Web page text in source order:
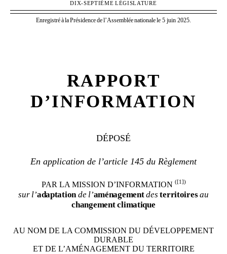
DIX-SEPTIÈME LÉGISLATURE
EnregistréàlaPrésidencedel’Assembléenationalele 5 juin 2025.
RAPPORT
D’INFORMATION
DÉPOSÉ
En application de l’article 145 du Règlement
PAR LA MISSION D’INFORMATION ([1])
sur l’adaptation de l’aménagementdes territoiresau
changementclimatique
AU NOM DE LA COMMISSION DU DÉVELOPPEMENT
DURABLE
ET DE L’AMÉNAGEMENT DU TERRITOIRE